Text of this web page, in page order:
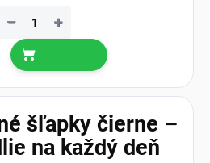
+
−
šľapky čierne –
na každý deň